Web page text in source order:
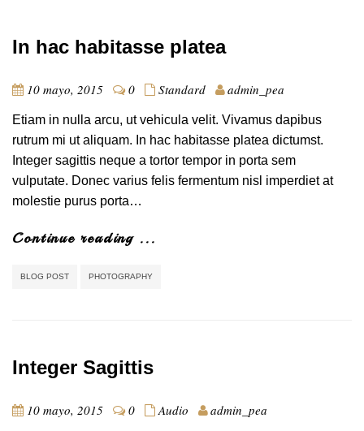
In hac habitasse platea
10 mayo, 2015 0 Standard admin_pea
Etiam in nulla arcu, ut vehicula velit. Vivamus dapibus
rutrum mi ut aliquam. In hac habitasse platea dictumst.
Integer sagittis neque a tortor tempor in porta sem
vulputate. Donec varius felis fermentum nisl imperdiet at
molestie purus porta…
Continue reading ...
BLOG POST PHOTOGRAPHY
Integer Sagittis
10 mayo, 2015 0 Audio admin_pea